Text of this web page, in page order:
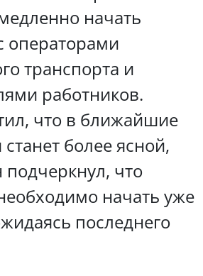
начать
операторами
транспорта и
работников.
что в ближайшие
более ясной,
подчеркнул, что
начать уже
последнего